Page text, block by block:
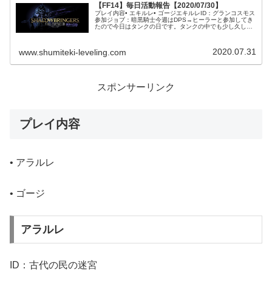
【FF14】毎日活動報告【2020/07/30】
プレイ内容• エキルレ• ゴージエキルレID：グランコスモス
参加ジョブ：暗黒騎士今週はDPS→ヒーラーと参加してき
たので今日はタンクの日です。タンクの中でも少し久しぶ
www.shumiteki-leveling.com 2020.07.31
スポンサーリンク
プレイ内容
• アラルレ
• ゴージ
アラルレ
ID：古代の民の迷宮